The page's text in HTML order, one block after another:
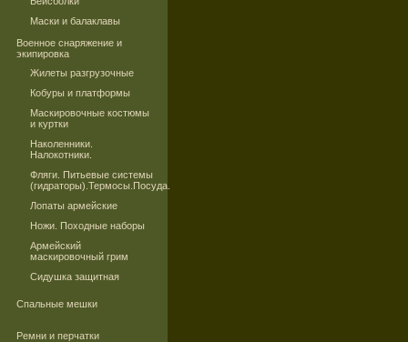
Маски и балаклавы
Военное снаряжение и
экипировка
Жилеты разгрузочные
Кобуры и платформы
Маскировочные костюмы
и куртки
Наколенники.
Налокотники.
Фляги. Питьевые системы
(гидраторы).Термосы.Посуда.
Лопаты армейские
Ножи. Походные наборы
Армейский
маскировочный грим
Сидушка защитная
Спальные мешки
Ремни и перчатки